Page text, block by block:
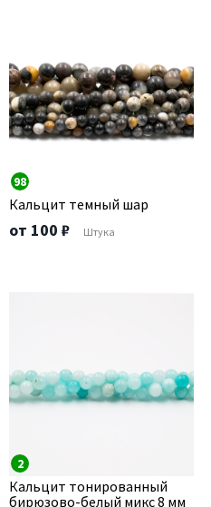
98
Кальцит темный шар
от 100 ₽ Штука
2
Кальцит тонированный
бирюзово-белый микс 8 мм